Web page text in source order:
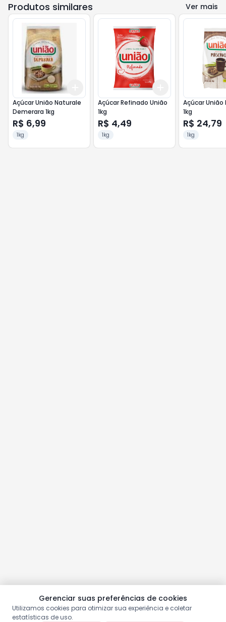
Gerenciar suas preferências de cookies
Utilizamos cookies para otimizar sua experiência e coletar
estatísticas de uso.
Produtos similares Ver mais
+10
Add
Açúcar União Naturale
Demerara 1kg
R$ 6,99
1kg
+10
Add
Açúcar Refinado União
1kg
R$ 4,49
1kg
Açúcar União
1kg
R$ 24,79
1kg